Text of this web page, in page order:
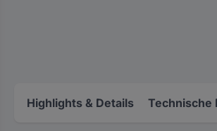
Highlights & Details Technische